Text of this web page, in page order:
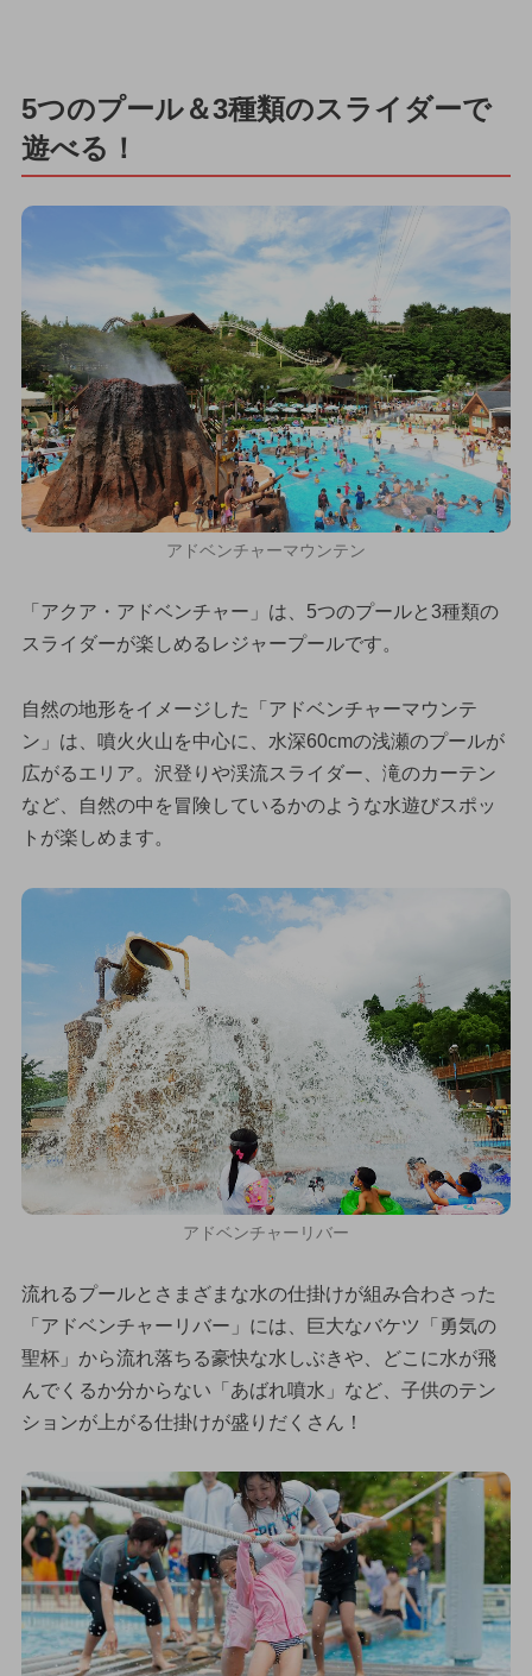
5つのプール＆3種類のスライダーで
遊べる！
アドベンチャーマウンテン
「アクア・アドベンチャー」は、5つのプールと3種類の
スライダーが楽しめるレジャープールです。
自然の地形をイメージした「アドベンチャーマウンテ
ン」は、噴火火山を中心に、水深60cmの浅瀬のプールが
広がるエリア。沢登りや渓流スライダー、滝のカーテン
など、自然の中を冒険しているかのような水遊びスポッ
トが楽しめます。
アドベンチャーリバー
流れるプールとさまざまな水の仕掛けが組み合わさった
「アドベンチャーリバー」には、巨大なバケツ「勇気の
聖杯」から流れ落ちる豪快な水しぶきや、どこに水が飛
んでくるか分からない「あばれ噴水」など、子供のテン
ションが上がる仕掛けが盛りだくさん！